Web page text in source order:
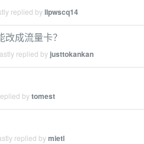
replied byllpwscq14
成流量卡？
replied by justtokankan
bytomest
replied bymietl